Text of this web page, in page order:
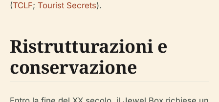
(TCLF; Tourist Secrets).
Ristrutturazioni e
conservazione